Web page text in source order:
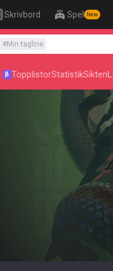
Skrivbord Spel New
#Min tagline
β TopplistorStatistikSikten